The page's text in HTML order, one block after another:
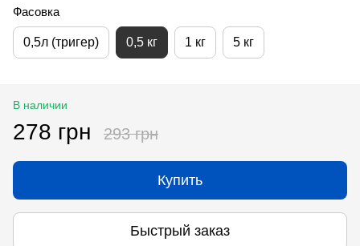
Фасовка
0,5л (тригер) 0,5 кг 1 кг 5 кг
В наличии
278 грн 293 грн
Купить
Быстрый заказ